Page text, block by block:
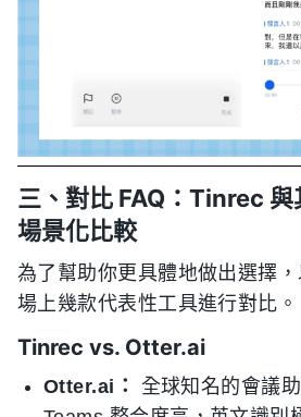
三、對比 FAQ：Tinrec
場景化比較
為了幫助你更具體地做出選擇
場上幾款代表性工具進行對比。
Tinrec vs. Otter.ai
Otter.ai：
全球知名的會議